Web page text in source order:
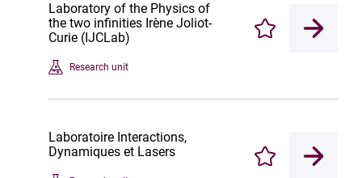
Laboratory of the Physics of
the two infinities Irène Joliot-
Curie (IJCLab)
Research unit
Enregistrer
Laboratoire Interactions,
Dynamiques et Lasers
Enregistrer